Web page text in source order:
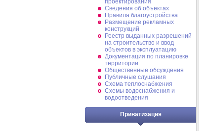
проектирования
Сведения об объектах
Правила благоустройства
Размещение рекламных
конструкций
Реестр выданных разрешений
на строительство и ввод
объектов в эксплуатацию
Документация по планировке
территории
Общественные обсуждения
Публичные слушания
Схема теплоснабжения
Схемы водоснабжения и
водоотведения
Приватизация